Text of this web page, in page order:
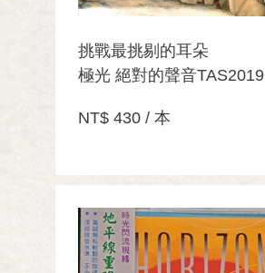
挑戰最挑剔的耳朵
極光 絕對的聲音TAS2019
NT$ 430 / 本